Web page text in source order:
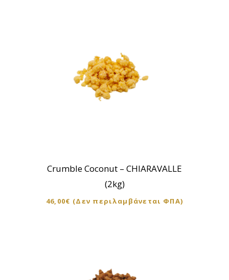
Crumble Coconut – CHIARAVALLE
(2kg)
46,00€ (Δεν περιλαμβάνεται ΦΠΑ)